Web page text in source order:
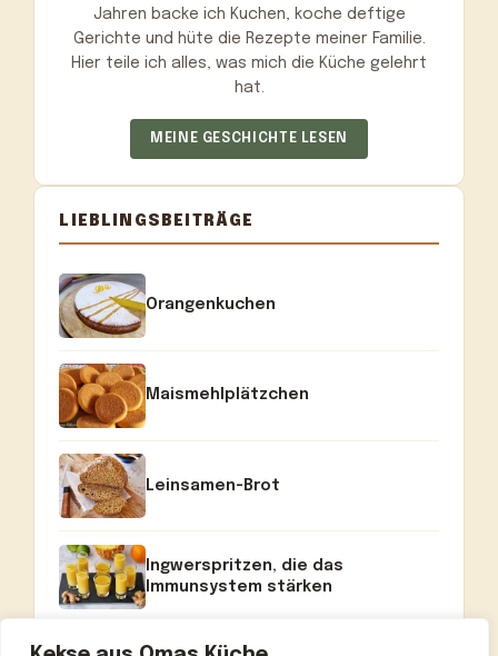
Jahren backe ich Kuchen, koche deftige
Gerichte und hüte die Rezepte meiner Familie.
Hier teile ich alles, was mich die Küche gelehrt
hat.
MEINE GESCHICHTE LESEN
LIEBLINGSBEITRÄGE
Orangenkuchen
Maismehlplätzchen
Leinsamen-Brot
Ingwerspritzen, die das
Immunsystem stärken